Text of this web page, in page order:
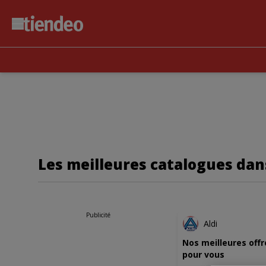
Les meilleures catalogues
Publicité
Aldi
Nos meilleures
pour vous